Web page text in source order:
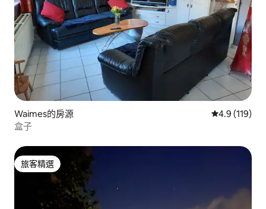
Waimes的房源 從 119 則評
4.9 (119)
盒子
旅客精選
旅客精選